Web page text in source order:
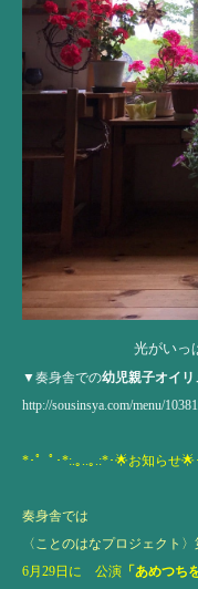
光がいっ
▼奏身舎での幼児親子オイ
http://sousinsya.com/menu/
*･゜ﾟ･*:.｡..｡.:*･🌟お知らせ
奏身舎では
〈ことのはなプロジェクト
6月29日に 公演 「あめつち